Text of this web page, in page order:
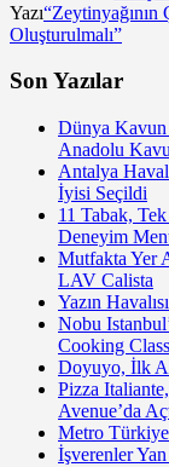
Yazı
Oluşturulmalı”
Son Yazılar
Dünya Kavun
Anadolu
Antalya
İyisi Seçildi
11 Tabak,
Deneyim
Mutfakta Yer
LAV Calista
Yazın
Nobu
Cooking
Doyuyo, İlk
Pizza
Avenue’da
Metro
İşverenler